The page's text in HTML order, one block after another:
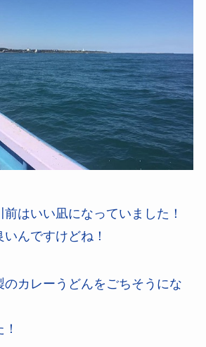
はいい凪になっていました！
んですけどね！
のカレーうどんをごちそうにな